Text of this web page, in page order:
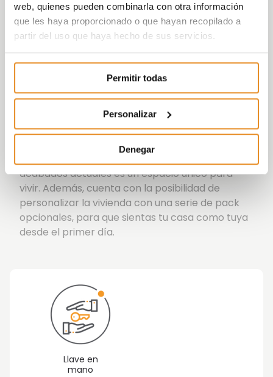
web, quienes pueden combinarla con otra información
que les haya proporcionado o que hayan recopilado a
partir del uso que haya hecho de sus servicios.
Permitir todas
Personalizar
Denegar
Célere Aviació es un conjunto de viviendas en
régimen deVPOde 2 a 4 dormitorios, plazas de
aparcamiento, trasteros y locales comerciales,
estudiadas al detalle para ofrecer la máxima
calidad y confort,
Las viviendas están pensadas para que disfrutes
zonas diferenciadas para el día y para la noche,
con terrazas y un patio interior.
Célere Aviació, con modernas calidades y
acabados actuales es un espacio único para
vivir. Además, cuenta con la posibilidad de
personalizar la vivienda con una serie de pack
opcionales, para que sientas tu casa como tuya
desde el primer día.
Llave en
mano